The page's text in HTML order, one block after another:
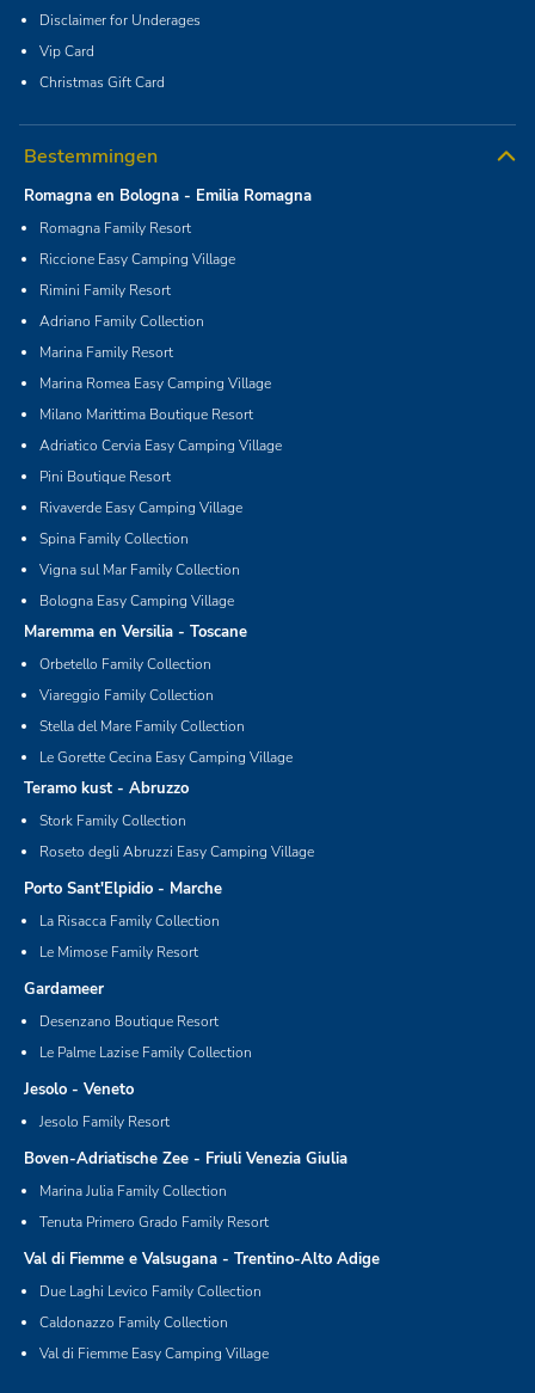
Disclaimer for Underages
Vip Card
Christmas Gift Card
Bestemmingen
Romagna en Bologna - Emilia Romagna
Romagna Family Resort
Riccione Easy Camping Village
Rimini Family Resort
Adriano Family Collection
Marina Family Resort
Marina Romea Easy Camping Village
Milano Marittima Boutique Resort
Adriatico Cervia Easy Camping Village
Pini Boutique Resort
Rivaverde Easy Camping Village
Spina Family Collection
Vigna sul Mar Family Collection
Bologna Easy Camping Village
Maremma en Versilia - Toscane
Orbetello Family Collection
Viareggio Family Collection
Stella del Mare Family Collection
Le Gorette Cecina Easy Camping Village
Teramo kust - Abruzzo
Stork Family Collection
Roseto degli Abruzzi Easy Camping Village
Porto Sant'Elpidio - Marche
La Risacca Family Collection
Le Mimose Family Resort
Gardameer
Desenzano Boutique Resort
Le Palme Lazise Family Collection
Jesolo - Veneto
Jesolo Family Resort
Boven-Adriatische Zee - Friuli Venezia Giulia
Marina Julia Family Collection
Tenuta Primero Grado Family Resort
Val di Fiemme e Valsugana - Trentino-Alto Adige
Due Laghi Levico Family Collection
Caldonazzo Family Collection
Val di Fiemme Easy Camping Village